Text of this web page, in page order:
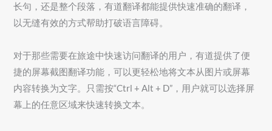
长句，还是整个段落，有道翻译都能提供快速准确的翻译，
以无缝有效的方式帮助打破语言障碍。
对于那些需要在旅途中快速访问翻译的用户，有道提供了便
捷的屏幕截图翻译功能，可以更轻松地将文本从图片或屏幕
内容转换为文字。只需按“Ctrl + Alt + D”，用户就可以选择屏
幕上的任意区域来快速转换文本。